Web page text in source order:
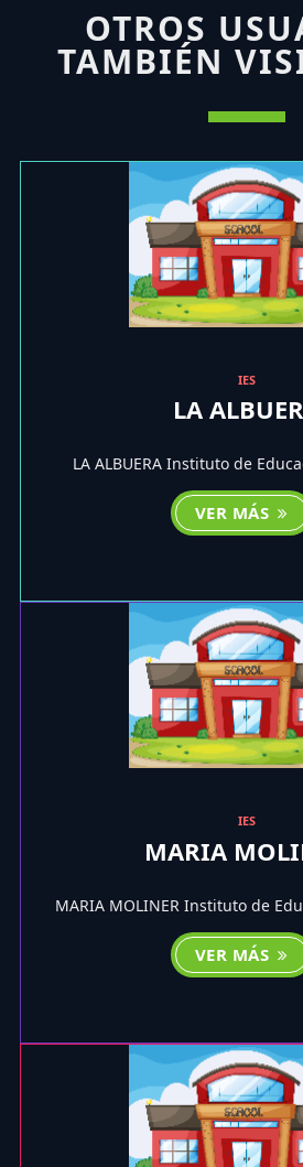
OTROS
TAMBIÉN
IES
LA
LA ALBUERA Instituto de
VER MÁS
IES
MARIA
MARIA MOLINER Instituto de
VER MÁS